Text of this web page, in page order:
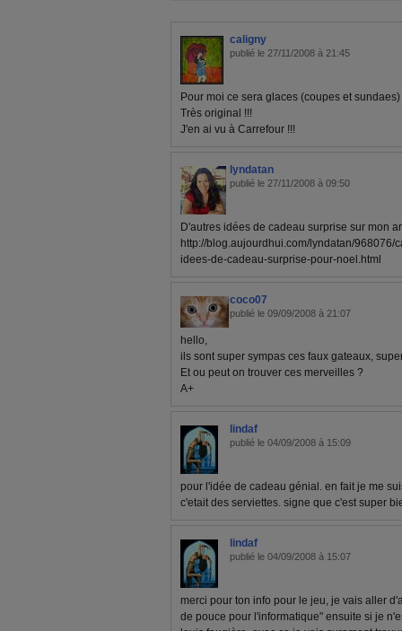
caligny
publié le 27/11/2008 à 21:45
Pour moi ce sera glaces (coupes et sundaes)
Très original !!!
J'en ai vu à Carrefour !!!
lyndatan
publié le 27/11/2008 à 09:50
D'autres idées de cadeau surprise sur mon
http://blog.aujourdhui.com/lyndatan/
idees-de-cadeau-surprise-pour-noel.html
coco07
publié le 09/09/2008 à 21:07
hello,
ils sont super sympas ces faux gateaux,
Et ou peut on trouver ces merveilles ?
A+
lindaf
publié le 04/09/2008 à 15:09
pour l'idée de cadeau génial. en fait je me
c'etait des serviettes. signe que c'est super
lindaf
publié le 04/09/2008 à 15:07
merci pour ton info pour le jeu, je vais aller
de pouce pour l'informatique" ensuite si je